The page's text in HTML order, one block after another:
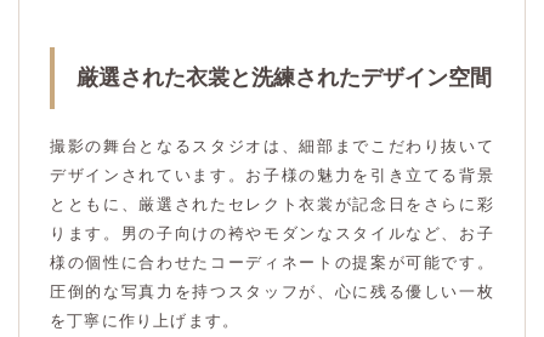
厳選された衣裳と洗練されたデザイン空間
撮影の舞台となるスタジオは、細部までこだわり抜いて
デザインされています。お子様の魅力を引き立てる背景
とともに、厳選されたセレクト衣裳が記念日をさらに彩
ります。男の子向けの袴やモダンなスタイルなど、お子
様の個性に合わせたコーディネートの提案が可能です。
圧倒的な写真力を持つスタッフが、心に残る優しい一枚
を丁寧に作り上げます。